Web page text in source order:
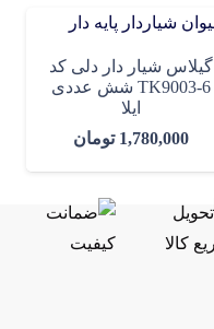
گیلاس شیار دار دلی کد
TK9003-6 شش عددی
ایلا
1,780,000 تومان